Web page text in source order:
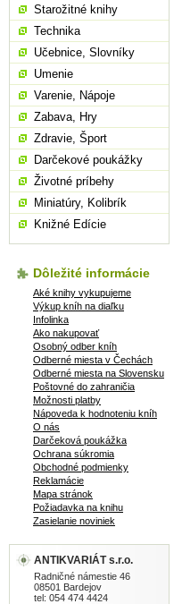
Starožitné knihy
Technika
Učebnice, Slovníky
Umenie
Varenie, Nápoje
Zabava, Hry
Zdravie, Šport
Darčekové poukážky
Životné príbehy
Miniatúry, Kolibrík
Knižné Edície
Dôležité informácie
Aké knihy vykupujeme
Výkup kníh na diaľku
Infolinka
Ako nakupovať
Osobný odber kníh
Odberné miesta v Čechách
Odberné miesta na Slovensku
Poštovné do zahraničia
Možnosti platby
Nápoveda k hodnoteniu kníh
O nás
Darčeková poukážka
Ochrana súkromia
Obchodné podmienky
Reklamácie
Mapa stránok
Požiadavka na knihu
Zasielanie noviniek
ANTIKVARIÁT s.r.o.
Radničné námestie 46
08501 Bardejov
tel: 054 474 4424